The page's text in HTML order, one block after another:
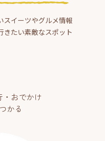
スイーツやグルメ情報
きたい素敵なスポット
・おでかけ
かる